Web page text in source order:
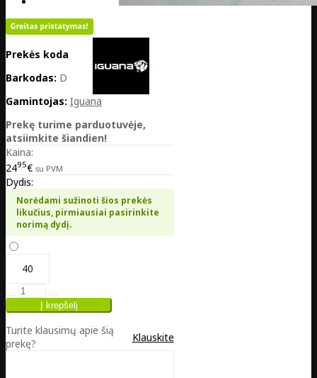
Prekės kodas:
Barkodas: DE33-IODF21-B
Gamintojas: Iguana
Prekę turime parduotuvėje,
atsiimkite šiandien!
Kaina:
2495€ su PVM
Dydis:
Norėdami sužinoti šios prekės
likučius, pirmiausiai pasirinkite
norimą dydį.
40
Turite klausimų apie šią
prekę?
Klauskite